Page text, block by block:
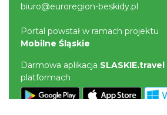
biuro@euroregion-beskidy.pl
Portal powstał w ramach projektu
Mobilne Śląskie
Darmowa aplikacja SLASKIE.travel
platformach